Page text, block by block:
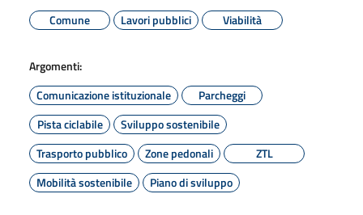
Comune
Lavori pubblici Viabilità
Argomenti:
Comunicazione istituzionale
Parcheggi
Pista ciclabile
Sviluppo sostenibile
Trasporto pubblico
Zone pedonali
ZTL
Mobilità sostenibile
Piano di sviluppo